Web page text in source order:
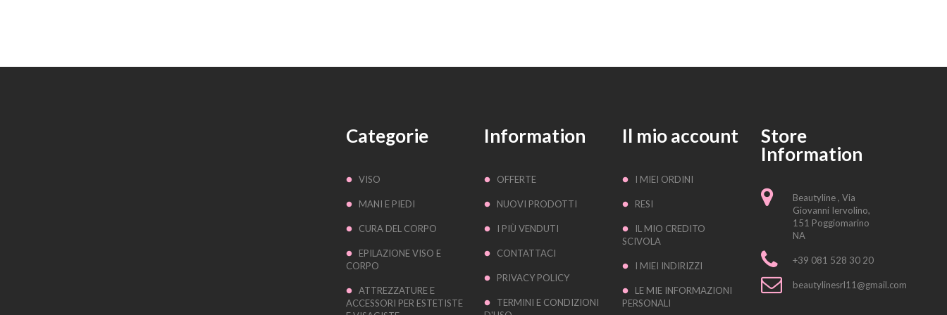
Categorie
VISO
MANI E PIEDI
CURA DEL CORPO
EPILAZIONE VISO E
CORPO
ATTREZZATURE E
ACCESSORI PER ESTETISTE
Information
OFFERTE
NUOVI PRODOTTI
I PIÙ VENDUTI
CONTATTACI
PRIVACY POLICY
TERMINI E CONDIZIONI
Il mio account
I MIEI ORDINI
RESI
IL MIO CREDITO
SCIVOLA
I MIEI INDIRIZZI
LE MIE INFORMAZIONI
PERSONALI
Store
Information
Beautyline , Via
Giovanni Iervolino,
151 Poggiomarino
NA
+39 081 528 30 20
beautylinesrl11@gmail.com